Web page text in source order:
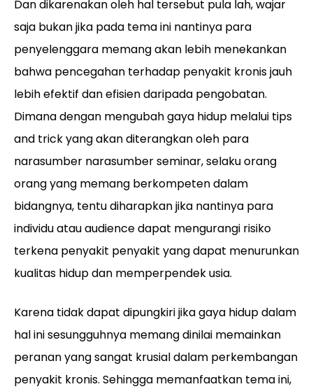
Dan dikarenakan oleh hal tersebut pula lah, wajar
saja bukan jika pada tema ini nantinya para
penyelenggara memang akan lebih menekankan
bahwa pencegahan terhadap penyakit kronis jauh
lebih efektif dan efisien daripada pengobatan.
Dimana dengan mengubah gaya hidup melalui tips
and trick yang akan diterangkan oleh para
narasumber narasumber seminar, selaku orang
orang yang memang berkompeten dalam
bidangnya, tentu diharapkan jika nantinya para
individu atau audience dapat mengurangi risiko
terkena penyakit penyakit yang dapat menurunkan
kualitas hidup dan memperpendek usia.
Karena tidak dapat dipungkiri jika gaya hidup dalam
hal ini sesungguhnya memang dinilai memainkan
peranan yang sangat krusial dalam perkembangan
penyakit kronis. Sehingga memanfaatkan tema ini,